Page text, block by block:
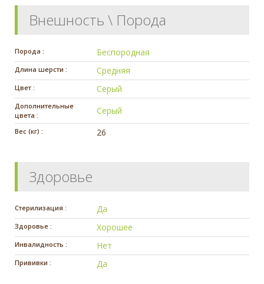
Внешность \ Порода
Порода : Беспородная
Длина шерсти : Средняя
Цвет : Серый
Дополнительные
цвета :
Серый
Вес (кг) : 26
Здоровье
Стерилизация : Да
Здоровье : Хорошее
Инвалидность : Нет
Прививки : Да